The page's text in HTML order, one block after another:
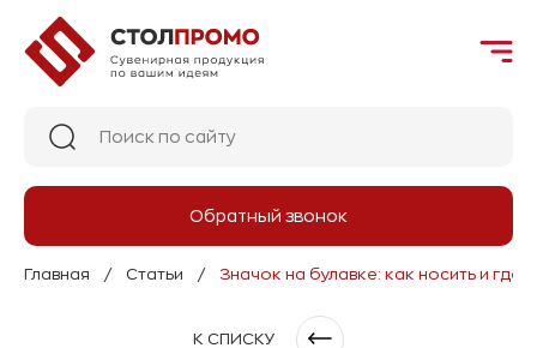
Обратный звонок
Главная Статьи Значок на булавке: как носить и где
К СПИСКУ